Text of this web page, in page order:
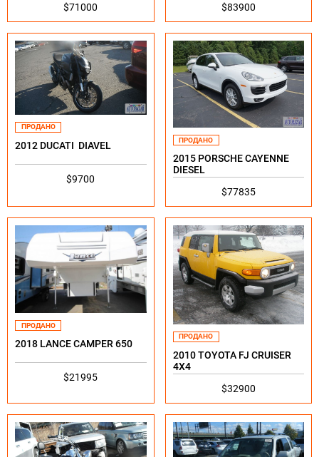
$71000
$83900
ПРОДАНО
2012 DUCATI DIAVEL
$9700
ПРОДАНО
2015 PORSCHE CAYENNE
DIESEL
$77835
ПРОДАНО
2018 LANCE CAMPER 650
$21995
ПРОДАНО
2010 TOYOTA FJ CRUISER
4X4
$32900